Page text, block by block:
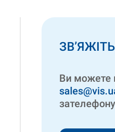
Ви можете